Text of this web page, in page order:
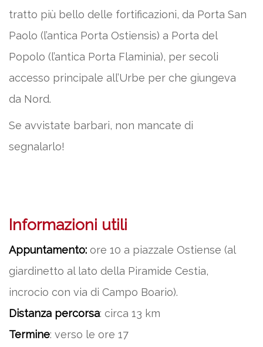
tratto più bello delle fortificazioni, da Porta San
Paolo (l’antica Porta Ostiensis) a Porta del
Popolo (l’antica Porta Flaminia), per secoli
accesso principale all’Urbe per che giungeva
da Nord.
Se avvistate barbari, non mancate di
segnalarlo!
Informazioni utili
Appuntamento: ore 10 a piazzale Ostiense (al
giardinetto al lato della Piramide Cestia,
incrocio con via di Campo Boario).
Distanza percorsa: circa 13 km
Termine: verso le ore 17